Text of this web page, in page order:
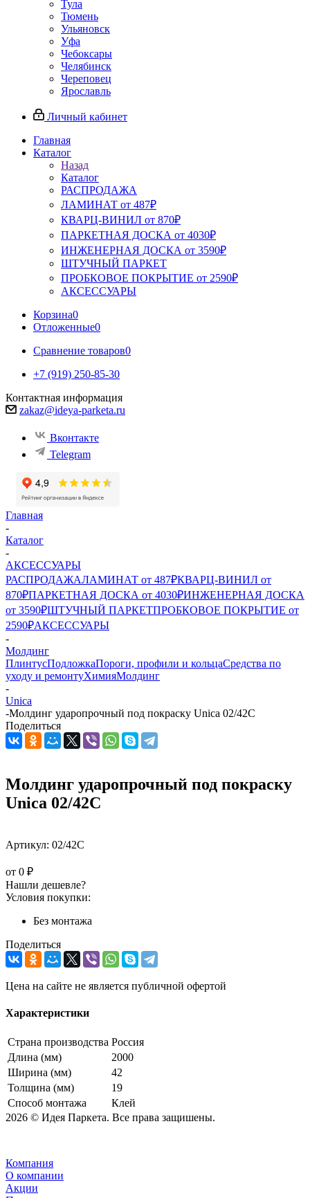
Тула
Тюмень
Ульяновск
Уфа
Чебоксары
Челябинск
Череповец
Ярославль
Личный кабинет
Главная
Каталог
Назад
Каталог
РАСПРОДАЖА
ЛАМИНАТ от 487₽
КВАРЦ-ВИНИЛ от 870₽
ПАРКЕТНАЯ ДОСКА от 4030₽
ИНЖЕНЕРНАЯ ДОСКА от 3590₽
ШТУЧНЫЙ ПАРКЕТ
ПРОБКОВОЕ ПОКРЫТИЕ от 2590₽
АКСЕССУАРЫ
Корзина0
Отложенные0
Сравнение товаров0
+7 (919) 250-85-30
Контактная информация
zakaz@ideya-parketa.ru
Вконтакте
Telegram
Главная
-
Каталог
-
АКСЕССУАРЫ
РАСПРОДАЖАЛАМИНАТ от 487₽КВАРЦ-ВИНИЛ от
870₽ПАРКЕТНАЯ ДОСКА от 4030₽ИНЖЕНЕРНАЯ ДОСКА
от 3590₽ШТУЧНЫЙ ПАРКЕТПРОБКОВОЕ ПОКРЫТИЕ от
2590₽АКСЕССУАРЫ
-
Молдинг
ПлинтусПодложкаПороги, профили и кольцаСредства по
уходу и ремонтуХимияМолдинг
-
Unica
-Молдинг ударопрочный под покраску Unica 02/42С
Поделиться
Молдинг ударопрочный под покраску
Unica 02/42С
Артикул: 02/42С
от 0 ₽
Нашли дешевле?
Условия покупки:
Без монтажа
Поделиться
Цена на сайте не является публичной офертой
Характеристики
Страна производства Россия
Длина (мм)
2000
Ширина (мм)
42
Толщина (мм)
19
Способ монтажа
Клей
2026 © Идея Паркета. Все права защишены.
Компания
О компании
Акции